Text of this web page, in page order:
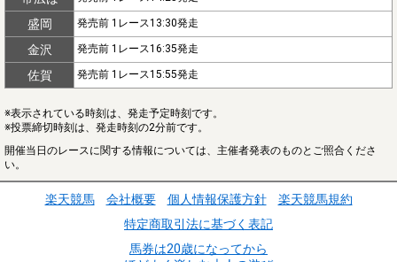
盛岡 発売前 1レース13:30発走
金沢 発売前 1レース16:35発走
佐賀 発売前 1レース15:55発走
※表示されている時刻は、発走予定時刻です。
※投票締切時刻は、発走時刻の2分前です。
開催当日のレースに関する情報については、主催者発表のものとご照合くださ
い。
楽天競馬 会社概要 個人情報保護方針
楽天競馬規約
特定商取引法に基づく表記
馬券は20歳になってから